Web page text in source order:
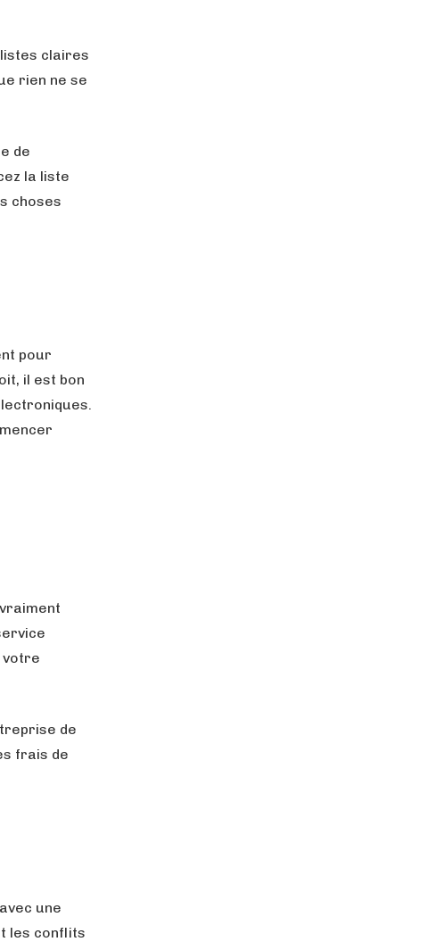
claires
rien ne se
de
la liste
choses
pour
il est bon
votre
de
frais de
une
les conflits